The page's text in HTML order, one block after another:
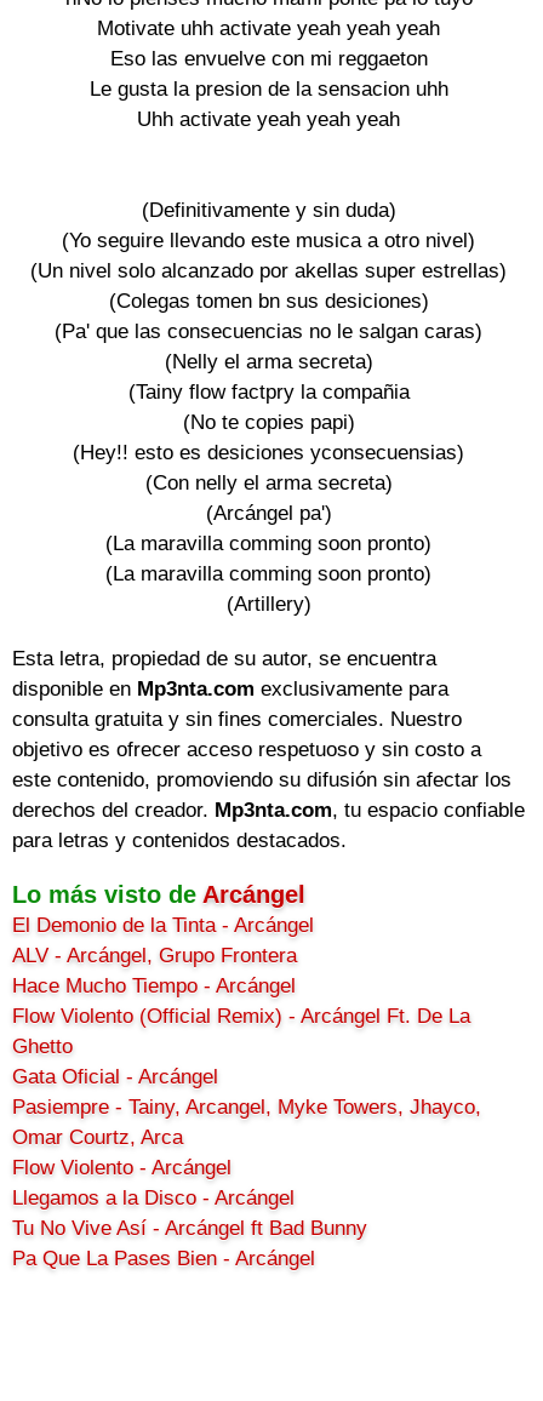
Motivate uhh activate yeah yeah yeah
Eso las envuelve con mi reggaeton
Le gusta la presion de la sensacion uhh
Uhh activate yeah yeah yeah
(Definitivamente y sin duda)
(Yo seguire llevando este musica a otro nivel)
(Un nivel solo alcanzado por akellas super estrellas)
(Colegas tomen bn sus desiciones)
(Pa' que las consecuencias no le salgan caras)
(Nelly el arma secreta)
(Tainy flow factpry la compañia
(No te copies papi)
(Hey!! esto es desiciones yconsecuensias)
(Con nelly el arma secreta)
(Arcángel pa')
(La maravilla comming soon pronto)
(La maravilla comming soon pronto)
(Artillery)
Esta letra, propiedad de su autor, se encuentra
disponible en Mp3nta.com exclusivamente para
consulta gratuita y sin fines comerciales. Nuestro
objetivo es ofrecer acceso respetuoso y sin costo a
este contenido, promoviendo su difusión sin afectar los
derechos del creador. Mp3nta.com, tu espacio confiable
para letras y contenidos destacados.
Lo más visto de Arcángel
El Demonio de la Tinta - Arcángel
ALV - Arcángel, Grupo Frontera
Hace Mucho Tiempo - Arcángel
Flow Violento (Official Remix) - Arcángel Ft. De La
Ghetto
Gata Oficial - Arcángel
Pasiempre - Tainy, Arcangel, Myke Towers, Jhayco,
Omar Courtz, Arca
Flow Violento - Arcángel
Llegamos a la Disco - Arcángel
Tu No Vive Así - Arcángel ft Bad Bunny
Pa Que La Pases Bien - Arcángel